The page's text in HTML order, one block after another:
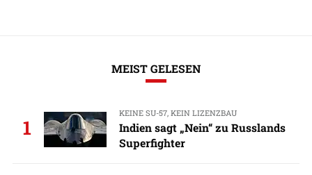
MEIST GELESEN
1
KEINE SU-57, KEIN LIZENZBAU
Indien sagt „Nein“ zu Russlands
Superfighter